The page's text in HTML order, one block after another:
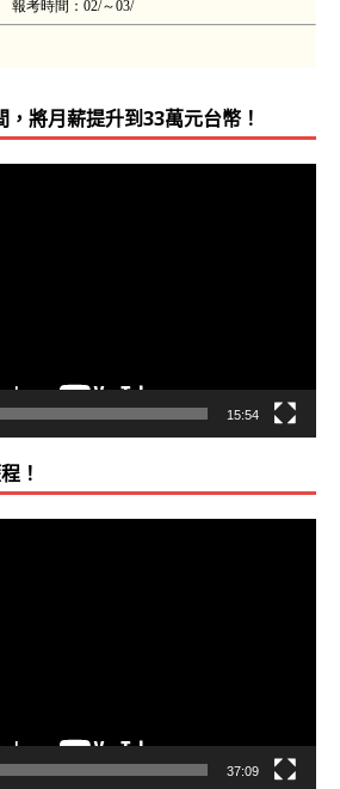
將月薪提升到33萬元台幣！
15:54
！
37:09